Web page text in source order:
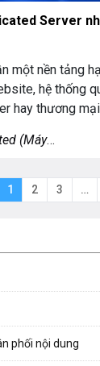
Server
một nền tảng
hệ thống
hay thương
(Máy
1 2 3 …
phối nội dung